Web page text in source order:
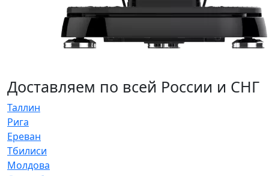
Доставляем по всей России и СНГ
Таллин
Рига
Ереван
Тбилиси
Молдова